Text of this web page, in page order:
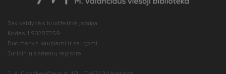
Savivaldybės biudžetinė įstaiga
Kodas 190287259
Duomenys kaupiami ir saugomi
Juridinių asmenų registre